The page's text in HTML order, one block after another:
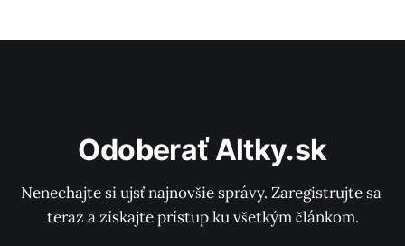
Odoberať Altky.sk
Nenechajte si ujsť najnovšie správy. Zaregistrujte sa
teraz a získajte prístup ku všetkým článkom.